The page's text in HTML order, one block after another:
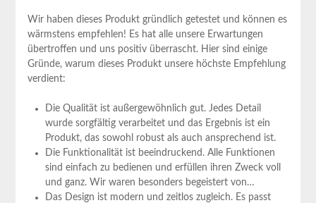
Wir haben dieses Produkt gründlich getestet ‍und können es
wärmstens empfehlen!‌ Es hat alle⁢ unsere ⁣Erwartungen
übertroffen und ⁤uns positiv überrascht. Hier sind einige
Gründe, warum dieses Produkt unsere höchste Empfehlung
verdient:
Die Qualität ist außergewöhnlich gut. Jedes Detail
wurde sorgfältig verarbeitet und das Ergebnis ist ein
Produkt, das sowohl robust ⁢als auch ansprechend ist.
Die Funktionalität ist beeindruckend. Alle Funktionen
sind einfach zu ‌bedienen und erfüllen ihren Zweck voll
und ganz. Wir waren besonders begeistert von…
Das Design ist modern und zeitlos zugleich. Es passt